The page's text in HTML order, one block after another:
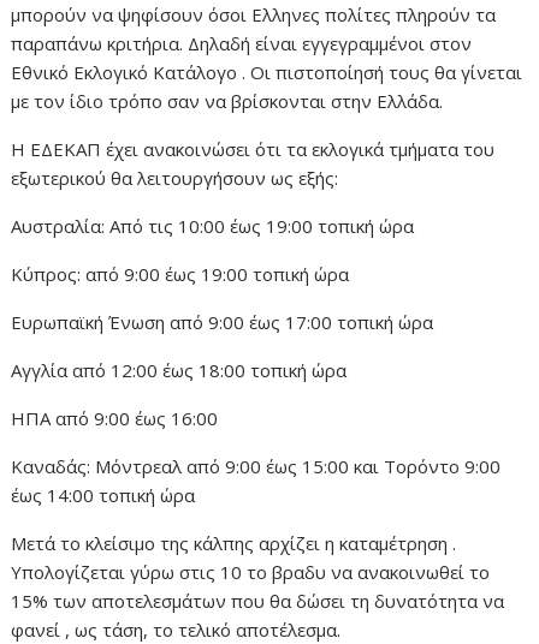
μπορούν να ψηφίσουν όσοι Ελληνες πολίτες πληρούν τα
παραπάνω κριτήρια. Δηλαδή είναι εγγεγραμμένοι στον
Εθνικό Εκλογικό Κατάλογο . Οι πιστοποίησή τους θα γίνεται
με τον ίδιο τρόπο σαν να βρίσκονται στην Ελλάδα.
Η ΕΔΕΚΑΠ έχει ανακοινώσει ότι τα εκλογικά τμήματα του
εξωτερικού θα λειτουργήσουν ως εξής:
Αυστραλία: Από τις 10:00 έως 19:00 τοπική ώρα
Κύπρος: από 9:00 έως 19:00 τοπική ώρα
Ευρωπαϊκή Ένωση από 9:00 έως 17:00 τοπική ώρα
Αγγλία από 12:00 έως 18:00 τοπική ώρα
ΗΠΑ από 9:00 έως 16:00
Καναδάς: Μόντρεαλ από 9:00 έως 15:00 και Τορόντο 9:00
έως 14:00 τοπική ώρα
Μετά το κλείσιμο της κάλπης αρχίζει η καταμέτρηση .
Υπολογίζεται γύρω στις 10 το βραδυ να ανακοινωθεί το
15% των αποτελεσμάτων που θα δώσει τη δυνατότητα να
φανεί , ως τάση, το τελικό αποτέλεσμα.